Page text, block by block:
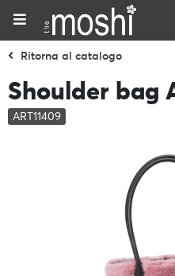
Ritorna al catalogo
Shoulder bag
ART11409